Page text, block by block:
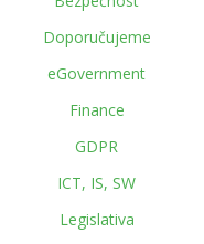
Doporučujeme
eGovernment
Finance
GDPR
ICT, IS, SW
Legislativa